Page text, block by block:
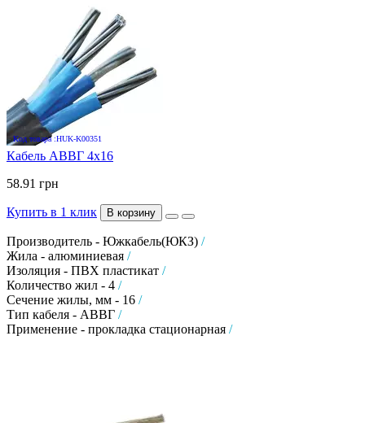
Код товара :HUK-K00351
Кабель АВВГ 4х16
58.91 грн
Купить в 1 клик В корзину
Производитель - Южкабель(ЮКЗ) /
Жила - алюминиевая /
Изоляция - ПВХ пластикат /
Количество жил - 4 /
Сечение жилы, мм - 16 /
Тип кабеля - АВВГ /
Применение - прокладка стационарная /